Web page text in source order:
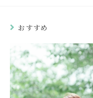
おすすめ